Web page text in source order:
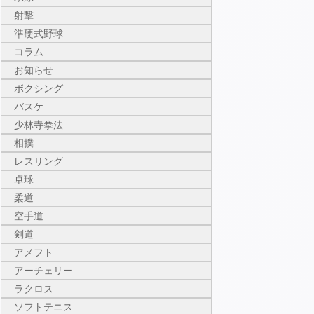
射撃
準硬式野球
コラム
お知らせ
ボクシング
バスケ
少林寺拳法
相撲
レスリング
卓球
柔道
空手道
剣道
アメフト
アーチェリー
ラクロス
ソフトテニス